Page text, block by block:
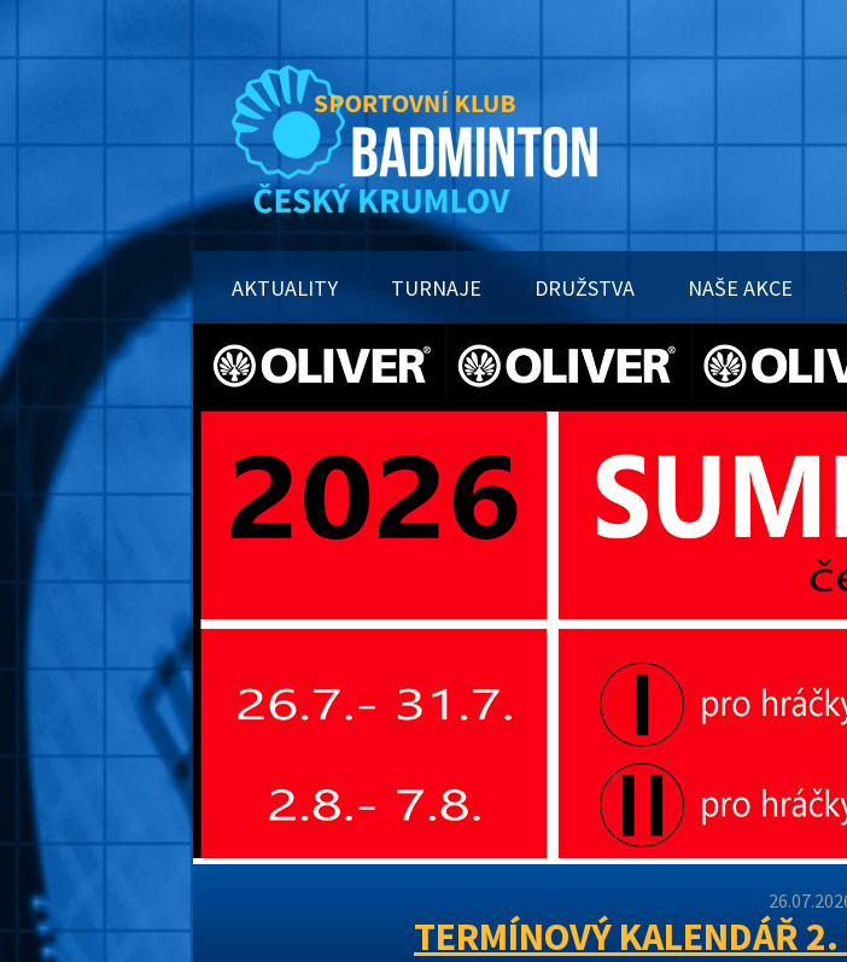
AKTUALITY TURNAJE DRUŽSTVA NAŠE AKCE
TERMÍNOVÝ KALENDÁŘ